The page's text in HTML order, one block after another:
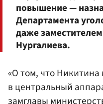
повышение —
Департамента
даже
Нургалиева.
«О том, что Никитина
в центральный
замглавы